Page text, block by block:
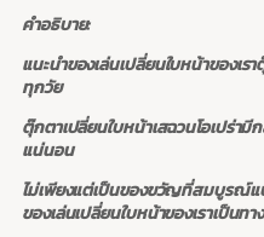
คำอธิบาย:
แนะนำของเล่นเปลี่ยนใบหน้าของ
ทุกวัย
ตุ๊กตาเปลี่ยนใบหน้าเสฉวนโอเปร่
แน่นอน
ไม่เพียงแต่เป็นของขวัญที่สมบูรณ์แ
ของเล่นเปลี่ยนใบหน้าของเราเป็น